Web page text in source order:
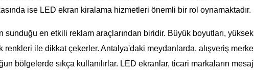
ise LED ekran kiralama hizmetleri önemli bir rol oynamaktadır.
sunduğu en etkili reklam araçlarından biridir. Büyük boyutları, yüksek
ile dikkat çekerler. Antalya'daki meydanlarda, alışveriş merke
bölgelerde sıkça kullanılırlar. LED ekranlar, ticari markaların mesaj